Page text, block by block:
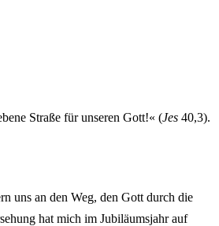
Straße für unseren Gott!« (Jes 40,3).
uns an den Weg, den Gott durch die
hat mich im Jubiläumsjahr auf